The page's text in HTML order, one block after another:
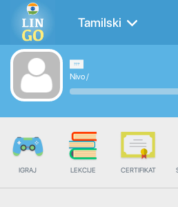
Tamilski
Nivo/
IGRAJ LEKCIJE CERTIFIKAT